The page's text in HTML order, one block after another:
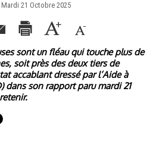
21 Octobre 2025
sont un fléau qui touche plus de
soit près des deux tiers de
accablant dressé par l’Aide à
dans son rapport paru mardi 21